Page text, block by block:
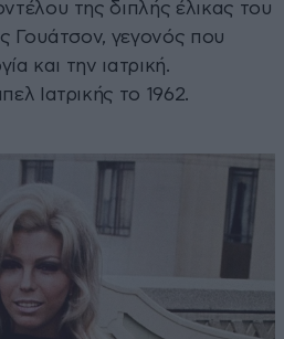
της διπλής έλικας του
Γουάτσον, γεγονός που
και την ιατρική.
Ιατρικής το 1962.